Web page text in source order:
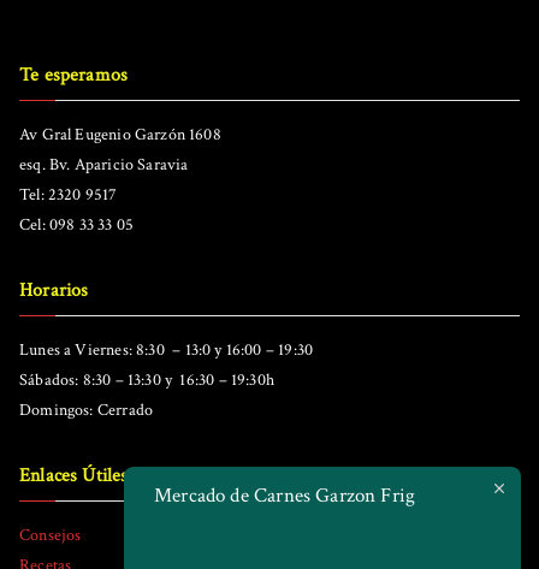
Te esperamos
Av Gral Eugenio Garzón 1608
esq. Bv. Aparicio Saravia
Tel: 2320 9517
Cel: 098 33 33 05
Horarios
Lunes a Viernes: 8:30 – 13:0 y 16:00 – 19:30
Sábados: 8:30 – 13:30 y 16:30 – 19:30h
Domingos: Cerrado
Enlaces Útiles
Consejos
Mercado de Carnes Garzon Frig